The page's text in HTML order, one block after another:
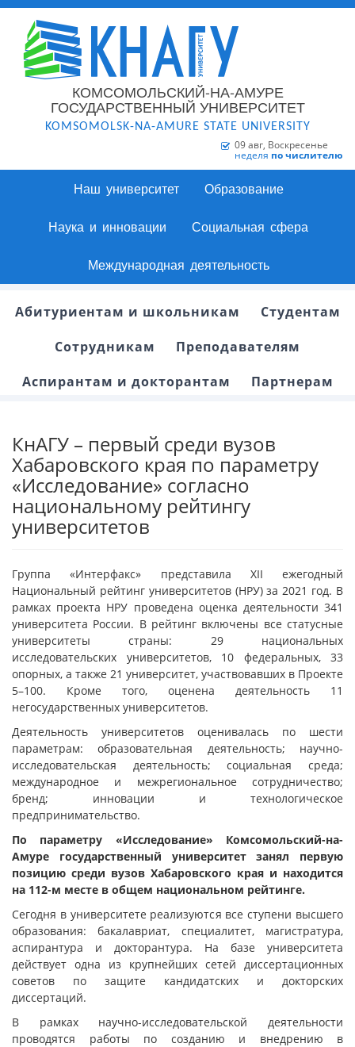
КОМСОМОЛЬСКИЙ-НА-АМУРЕ
ГОСУДАРСТВЕННЫЙ УНИВЕРСИТЕТ
KOMSOMOLSK-NA-AMURE STATE UNIVERSITY
09 авг, Воскресенье
неделя по числителю
Наш университет Образование
Наука и инновации Социальная сфера
Международная деятельность
Абитуриентам и школьникам
Студентам
Сотрудникам
Преподавателям
Аспирантам и докторантам
Партнерам
КнАГУ – первый среди вузов
Хабаровского края по параметру
«Исследование» согласно
национальному рейтингу
университетов
Группа «Интерфакс» представила XII ежегодный
Национальный рейтинг университетов (НРУ) за 2021 год. В
рамках проекта НРУ проведена оценка деятельности 341
университета России. В рейтинг включены все статусные
университеты страны: 29 национальных
исследовательских университетов, 10 федеральных, 33
опорных, а также 21 университет, участвовавших в Проекте
5–100. Кроме того, оценена деятельность 11
негосударственных университетов.
Деятельность университетов оценивалась по шести
параметрам: образовательная деятельность; научно-
исследовательская деятельность; социальная среда;
международное и межрегиональное сотрудничество;
бренд; инновации и технологическое
предпринимательство.
По параметру «Исследование» Комсомольский-на-
Амуре государственный университет занял первую
позицию среди вузов Хабаровского края и находится
на 112-м месте в общем национальном рейтинге.
Сегодня в университете реализуются все ступени высшего
образования: бакалавриат, специалитет, магистратура,
аспирантура и докторантура. На базе университета
действует одна из крупнейших сетей диссертационных
советов по защите кандидатских и докторских
диссертаций.
В рамках научно-исследовательской деятельности
проводятся работы по созданию и внедрению в